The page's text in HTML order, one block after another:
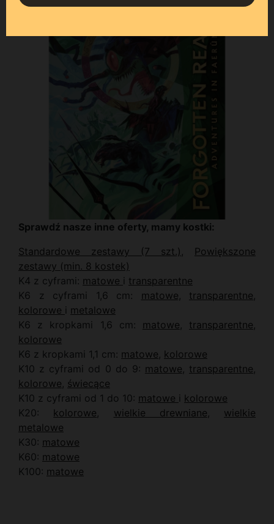
Sprawdź nasze inne oferty, mamy kostki:
Standardowe zestawy (7 szt.) , Powiększone
zestawy (min. 8 kostek)
K4 z cyframi: matowe i transparentne
K6 z cyframi 1,6 cm: matowe, transparentne,
kolorowe i metalowe
K6 z kropkami 1,6 cm: matowe, transparentne,
kolorowe
K6 z kropkami 1,1 cm: matowe, kolorowe
K10 z cyframi od 0 do 9: matowe, transparentne,
kolorowe, świecące
K10 z cyframi od 1 do 10: matowe i kolorowe
K20: kolorowe, wielkie drewniane, wielkie
metalowe
K30: matowe
K60: matowe
K100: matowe